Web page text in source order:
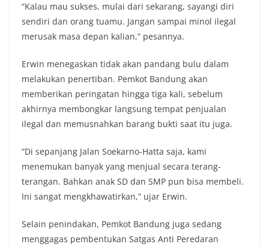
“Kalau mau sukses, mulai dari sekarang, sayangi diri
sendiri dan orang tuamu. Jangan sampai minol ilegal
merusak masa depan kalian,” pesannya.
Erwin menegaskan tidak akan pandang bulu dalam
melakukan penertiban. Pemkot Bandung akan
memberikan peringatan hingga tiga kali, sebelum
akhirnya membongkar langsung tempat penjualan
ilegal dan memusnahkan barang bukti saat itu juga.
“Di sepanjang Jalan Soekarno-Hatta saja, kami
menemukan banyak yang menjual secara terang-
terangan. Bahkan anak SD dan SMP pun bisa membeli.
Ini sangat mengkhawatirkan,” ujar Erwin.
Selain penindakan, Pemkot Bandung juga sedang
menggagas pembentukan Satgas Anti Peredaran